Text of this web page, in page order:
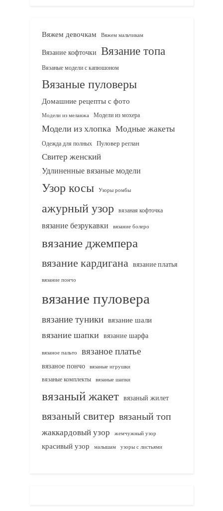
Вяжем девочкам Вяжем мальчикам
Вязание кофточки Вязание топа
Вязаные модели с капюшоном
Вязаные пуловеры
Домашние рецепты с фото
Модели из меланжа Модели из мохера
Модели из хлопка Модные жакеты
Одежда для полных Пуловер реглан
Свитер женский
Удлиненные вязаные модели
Узор косы Узоры ромбы
ажурный узор вязаная кофточка
вязание безрукавки вязание болеро
вязание джемпера
вязание кардигана вязание платья
вязание пончо
вязание пуловера
вязание туники вязание шали
вязание шапки вязание шарфа
вязаное пальто вязаное платье
вязаное пончо вязаные игрушки
вязаные комплекты
вязаные шапки
вязаный жакет вязаный жилет
вязаный свитер вязаный топ
жаккардовый узор жемчужный узор
красивый узор малышам узоры с листьями